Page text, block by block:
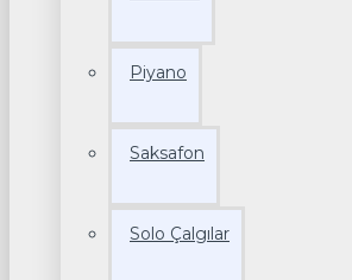
Piyano
Saksafon
Solo Çalgılar